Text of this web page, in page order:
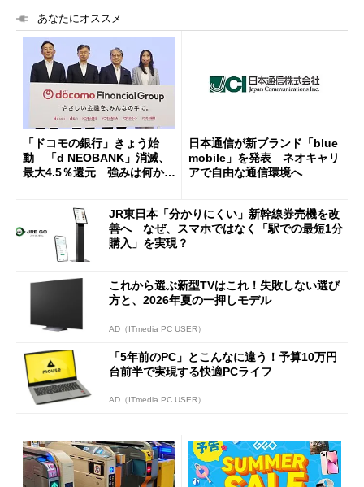
あなたにオススメ
「ドコモの銀行」きょう始
動 「d NEOBANK」消滅、
最大4.5％還元 強みは何か解
日本通信が新ブランド「blue
mobile」を発表 ネオキャリ
アで自由な通信環境へ
JR東日本「分かりにくい」新幹線券売機を改
善へ なぜ、スマホではなく「駅での最短1分
購入」を実現？
これから選ぶ新型TVはこれ！失敗しない選び
方と、2026年夏の一押しモデル
AD（ITmedia PC USER）
「5年前のPC」とこんなに違う！予算10万円
台前半で実現する快適PCライフ
AD（ITmedia PC USER）